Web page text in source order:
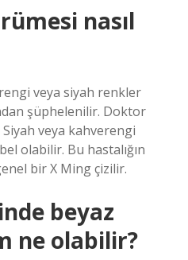
nasıl
veya siyah renkler
şüphelenilir. Doktor
veya kahverengi
olabilir. Bu hastalığın
bir X Ming çizilir.
beyaz
ne olabilir?